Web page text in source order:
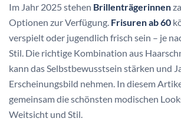
Im Jahr 2025 stehen Brillenträgerinnen
Optionen zur Verfügung. Frisuren ab 60
verspielt oder jugendlich frisch sein – je
Stil. Die richtige Kombination aus
kann das Selbstbewusstsein stärken und
Erscheinungsbild nehmen. In diesem
gemeinsam die schönsten modischen
Weitsicht und Stil.